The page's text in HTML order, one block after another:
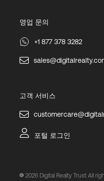
영업 문의
+1 877 378 3282
고객 서비스
포털 로그인
2026 Digital Realty Trust All